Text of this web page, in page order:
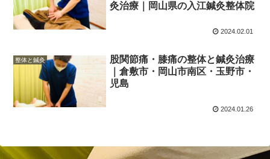
灸治療｜岡山県の入江鍼灸整体院
2024.02.01
整体と鍼灸
股関節痛・膝痛の整体と鍼灸治療
｜倉敷市・岡山市南区・玉野市・
児島
2024.01.26